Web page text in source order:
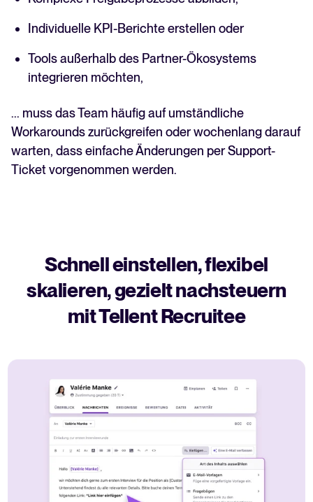
Individuelle KPI-Berichte erstellen oder
Tools außerhalb des Partner-Ökosystems
integrieren möchten,
... muss das Team häufig auf umständliche
Workarounds zurückgreifen oder wochenlang darauf
warten, dass einfache Änderungen per Support-
Ticket vorgenommen werden.
Schnell einstellen, flexibel
skalieren, gezielt nachsteuern
mit Tellent Recruitee